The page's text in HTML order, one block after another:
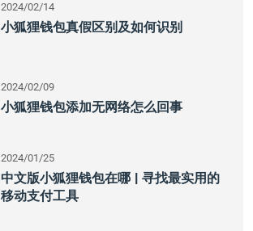
2024/02/14
小狐狸钱包真假区别及如何识别
2024/02/09
小狐狸钱包添加无网络怎么回事
2024/01/25
中文版小狐狸钱包在哪 | 寻找最实用的
移动支付工具